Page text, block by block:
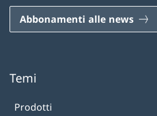
Abbonamenti alle news
Temi
Prodotti